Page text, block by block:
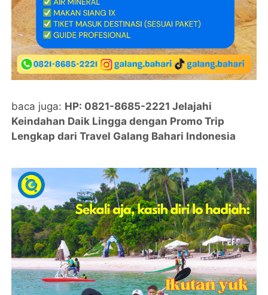
baca juga: HP: 0821-8685-2221 Jelajahi
Keindahan Daik Lingga dengan Promo Trip
Lengkap dari Travel Galang Bahari Indonesia